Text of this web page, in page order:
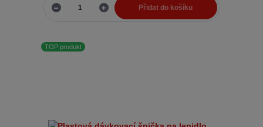
Přidat do košíku
TOP produkt